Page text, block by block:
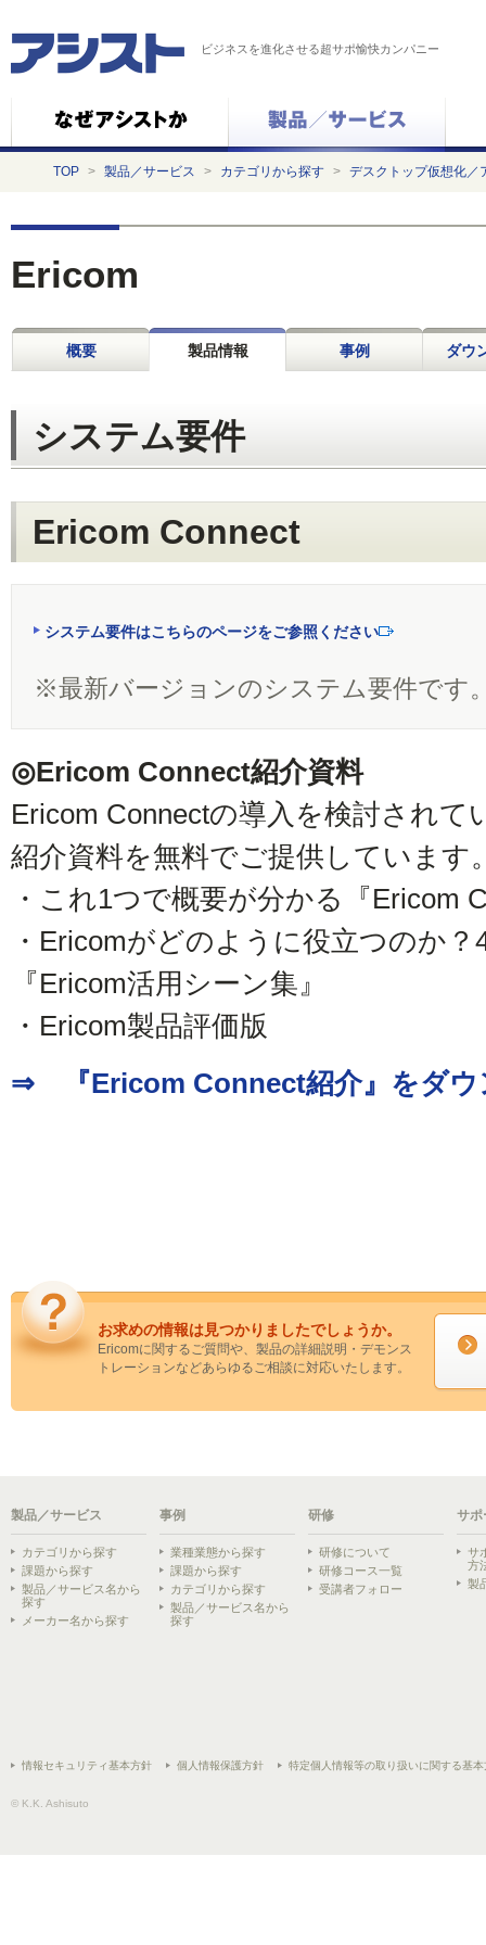
ビジネスを進化させる超サポ愉快カンパニー
TOP > 製品／サービス > カテゴリから探す > デスクトップ仮想化／
Ericom
概要 製品情報 事例 ダウ
システム要件
Ericom Connect
システム要件はこちらのページをご参照ください
※最新バージョンのシステム要件です
◎Ericom Connect紹介資料
Ericom Connectの導入を検討され
紹介資料を無料でご提供しています
・これ1つで概要が分かる『Ericom
・Ericomがどのように役立つのか
『Ericom活用シーン集』
・Ericom製品評価版
⇒ 『Ericom Connect紹介』をダウ
お求めの情報は見つかりましたでしょうか。
Ericomに関するご質問や、製品の詳細説明・デモンス
トレーションなどあらゆるご相談に対応いたします。
製品／サービス
カテゴリから探す
課題から探す
製品／サービス名から
探す
メーカー名から探す
事例
業種業態から探す
課題から探す
カテゴリから探す
製品／サービス名から
探す
研修
研修について
研修コース一覧
受講者フォロー
サポ
サ
方
製
情報セキュリティ基本方針 個人情報保護方針 特定個人情報等の取り扱いに関する基本
© K.K. Ashisuto